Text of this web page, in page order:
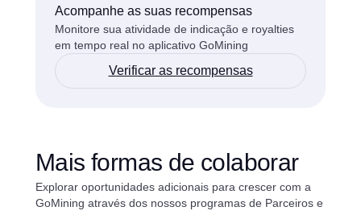
Acompanhe as suas recompensas
Monitore sua atividade de indicação e royalties
em tempo real no aplicativo GoMining
Verificar as recompensas
Mais formas de colaborar
Explorar oportunidades adicionais para crescer com a
GoMining através dos nossos programas de Parceiros e